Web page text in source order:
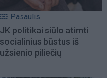
Pasaulis
JK politikai siūlo atimti
socialinius būstus iš
užsienio piliečių